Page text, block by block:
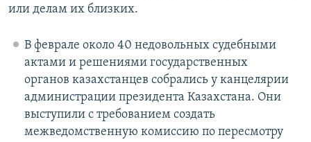
или делам их близких.
В феврале около 40 недовольных судебными
актами и решениями государственных
органов казахстанцев собрались у канцелярии
администрации президента Казахстана. Они
выступили с требованием создать
межведомственную комиссию по пересмотру